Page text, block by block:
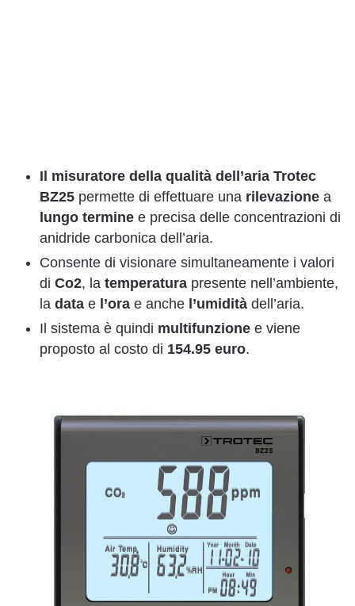
Il misuratore della qualità dell’aria Trotec
BZ25 permette di effettuare una rilevazione a
lungo termine e precisa delle concentrazioni di
anidride carbonica dell’aria.
Consente di visionare simultaneamente i valori
di Co2, la temperatura presente nell’ambiente,
la data e l’ora e anche l’umidità dell’aria.
Il sistema è quindi multifunzione e viene
proposto al costo di 154.95 euro.